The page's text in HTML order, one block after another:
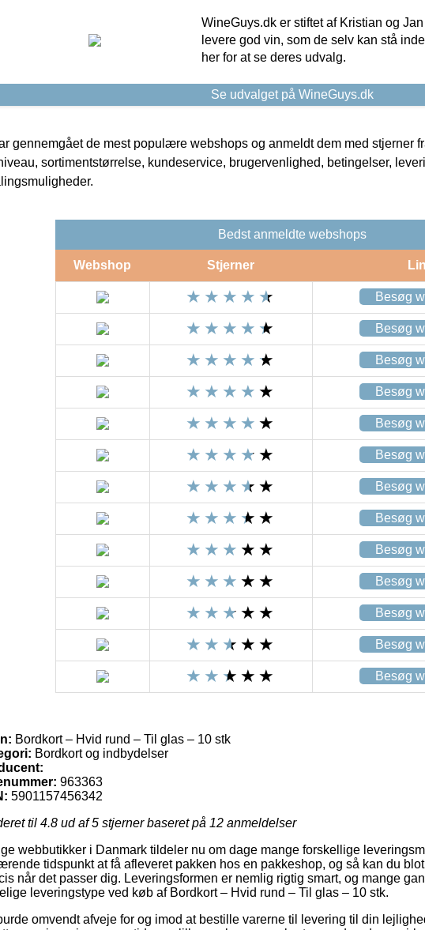
WineGuys.dk er stiftet af Kristian og
levere god vin, som de selv kan stå
her for at se deres udvalg.
Se udvalget på WineGuys.dk
gennemgået de mest populære webshops og anmeldt dem med stjerner
sortimentstørrelse, kundeservice, brugervenlighed, betingelser,
Bedst anmeldte webshops
Webshop Stjerner
Besøg
Besøg
Besøg
Besøg
Besøg
Besøg
Besøg
Besøg
Besøg
Besøg
Besøg
Besøg
Besøg
Bordkort – Hvid rund – Til glas – 10 stk
Bordkort og indbydelser
963363
5901157456342
til 4.8 ud af 5 stjerner baseret på 12 anmeldelser
webbutikker i Danmark tildeler nu om dage mange forskellige
tidspunkt at få afleveret pakken hos en pakkeshop, og så kan du
når det passer dig. Leveringsformen er nemlig rigtig smart, og mange
leveringstype ved køb af Bordkort – Hvid rund – Til glas – 10 stk.
omvendt afveje for og imod at bestille varerne til levering til din